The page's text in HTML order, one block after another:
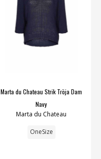
Marta du Chateau Strik Tröja Dam
Navy
Marta du Chateau
OneSize